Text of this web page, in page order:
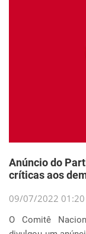
Anúncio do
críticas aos
09/07/2022
O Comitê